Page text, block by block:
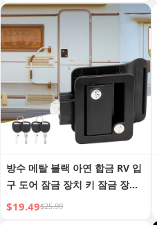
방수 메탈 블랙 아연 합금 RV 입
구 도어 잠금 장치 키 잠금 장치
가 있는 고강도 캠핑카 도어 잠
$19.49$25.99